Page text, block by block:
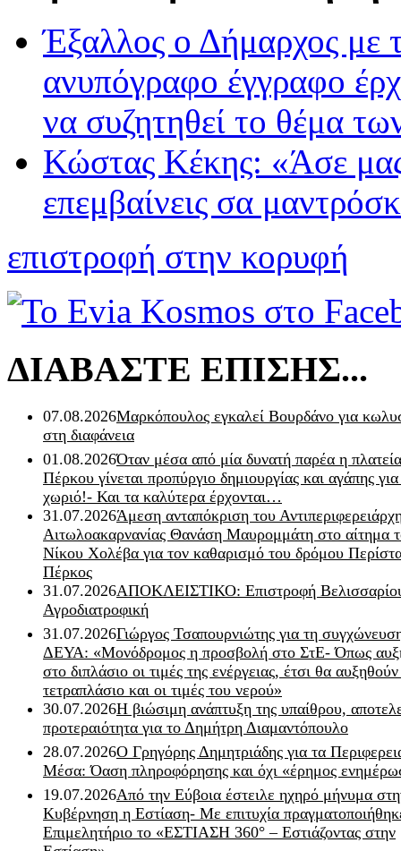
Έξαλλος ο Δήμαρχος με
ανυπόγραφο έγγραφο
να συζητηθεί το θέμα
Κώστας Κέκης: «Άσε
επεμβαίνεις σα
επιστροφή στην κορυφή
ΔΙΑΒΑΣΤΕ ΕΠΙΣΗΣ...
07.08.2026Μαρκόπουλος εγκαλεί Βουρδάνο για
στη διαφάνεια
01.08.2026Όταν μέσα από μία δυνατή παρέα η
Πέρκου γίνεται προπύργιο δημιουργίας και αγάπης
χωριό!- Και τα καλύτερα έρχονται…
31.07.2026Άμεση ανταπόκριση του
Αιτωλοακαρνανίας Θανάση Μαυρομμάτη στο αίτημα
Νίκου Χολέβα για τον καθαρισμό του δρόμου
Πέρκος
31.07.2026ΑΠΟΚΛΕΙΣΤΙΚΟ: Επιστροφή
Αγροδιατροφική
31.07.2026Γιώργος Τσαπουρνιώτης για τη
ΔΕΥΑ: «Μονόδρομος η προσβολή στο ΣτΕ- Όπως
στο διπλάσιο οι τιμές της ενέργειας, έτσι θα
τετραπλάσιο και οι τιμές του νερού»
30.07.2026Η βιώσιμη ανάπτυξη της υπαίθρου,
προτεραιότητα για το Δημήτρη Διαμαντόπουλο
28.07.2026Ο Γρηγόρης Δημητριάδης για τα
Μέσα: Όαση πληροφόρησης και όχι «έρημος
19.07.2026Από την Εύβοια έστειλε ηχηρό μήνυμα
Κυβέρνηση η Εστίαση- Με επιτυχία
Επιμελητήριο το «ΕΣΤΙΑΣΗ 360° – Εστιάζοντας στην